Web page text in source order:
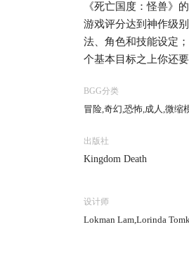
《死亡国度：怪兽》
游戏评分达到神作级
法、角色和技能设定
个基本目标之上你还
BGG分类
冒险,奇幻,恐怖,成人,微缩
出版社
Kingdom Death
设计师
Lokman Lam,Lorinda